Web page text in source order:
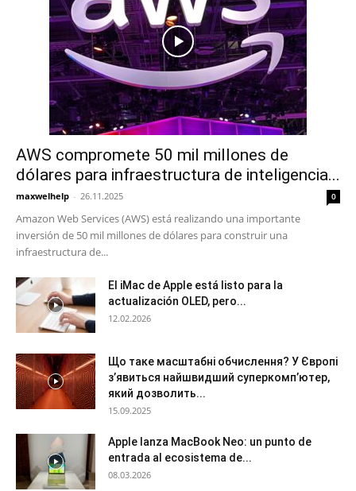
AWS compromete 50 mil millones de
dólares para infraestructura de inteligencia...
maxwelhelp - 26.11.2025 0
Amazon Web Services (AWS) está realizando una importante
inversión de 50 mil millones de dólares para construir una
infraestructura de...
El iMac de Apple está listo para la
actualización OLED, pero...
12.02.2026
Що таке масштабні обчислення? У Європі
з’явиться найшвидший суперкомп’ютер,
який дозволить...
15.09.2025
Apple lanza MacBook Neo: un punto de
entrada al ecosistema de...
08.03.2026